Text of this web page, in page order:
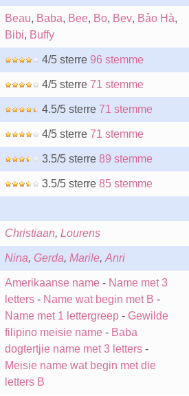
Beau, Baba, Bee, Bo, Bev, Bảo Hà,
Bibi, Buffy
4/5 sterre 96 stemme
4/5 sterre 71 stemme
4.5/5 sterre 71 stemme
4/5 sterre 71 stemme
3.5/5 sterre 89 stemme
3.5/5 sterre 85 stemme
Christiaan, Lourens
Nina, Gerda, Marile, Anri
Amerikaanse name - Name met 3
letters - Name wat begin met B -
Name met 1 lettergreep - Gewilde
filipino meisie name - Baba
dogtertjie name met 3 letters -
Meisie name wat begin met die
letters B